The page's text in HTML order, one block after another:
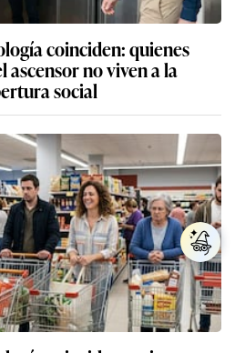
coinciden: quienes
ascensor no viven a la
social